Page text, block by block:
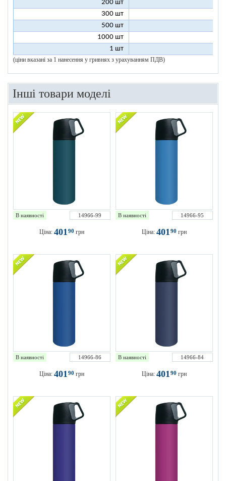
200 шт
300 шт
500 шт
1000 шт
1 шт
(ціни вказані за 1 нанесення у гривнях з урахуванням ПДВ)
Інші товари моделі
В наявності 14966-99
Ціна: 40190 грн
В наявності 14966-95
Ціна: 40190 грн
В наявності 14966-86
Ціна: 40190 грн
В наявності 14966-84
Ціна: 40190 грн